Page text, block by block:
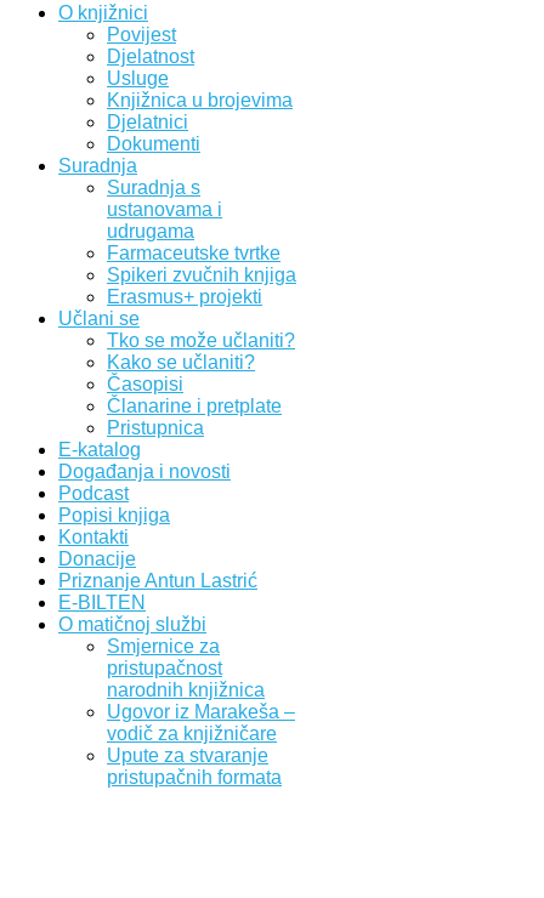
O knjižnici
Povijest
Djelatnost
Usluge
Knjižnica u brojevima
Djelatnici
Dokumenti
Suradnja
Suradnja s
ustanovama i
udrugama
Farmaceutske tvrtke
Spikeri zvučnih knjiga
Erasmus+ projekti
Učlani se
Tko se može učlaniti?
Kako se učlaniti?
Časopisi
Članarine i pretplate
Pristupnica
E-katalog
Događanja i novosti
Podcast
Popisi knjiga
Kontakti
Donacije
Priznanje Antun Lastrić
E-BILTEN
O matičnoj službi
Smjernice za
pristupačnost
narodnih knjižnica
Ugovor iz Marakeša –
vodič za knjižničare
Upute za stvaranje
pristupačnih formata